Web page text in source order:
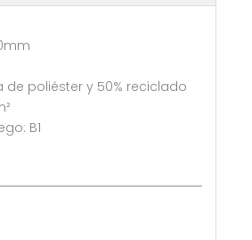
de poliéster y 50% reciclado
B1